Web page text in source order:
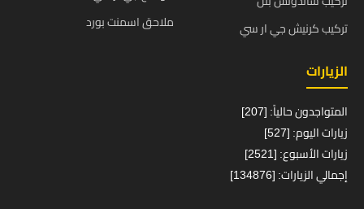
تركيب كرنيش جي ار سي
ملاحق اسمنت بورد
الزيارات
المتواجدون حالياً: [207]
زيارات اليوم: [527]
زيارات الأسبوع: [2521]
إجمالي الزيارات: [134876]